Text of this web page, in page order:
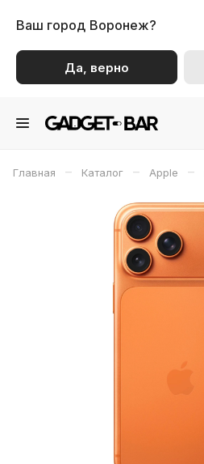
Ваш город Воронеж?
Да, верно
Главная – Каталог – Apple –